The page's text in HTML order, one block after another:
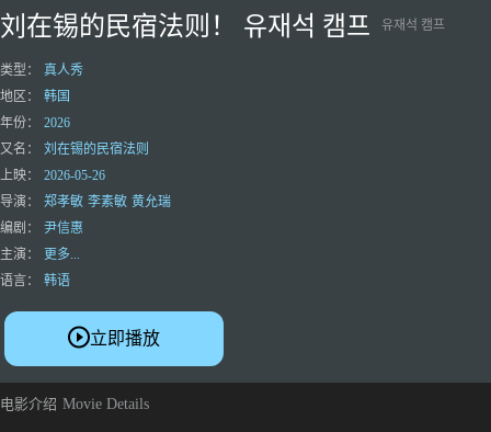
刘在锡的民宿法则！ 유재석 캠프 유재석 캠프
类型：
真人秀
地区：
韩国
年份：
2026
又名：
刘在锡的民宿法则
上映：
2026-05-26
导演：
郑孝敏 李素敏 黄允瑞
编剧：
尹信惠
主演：
更多...
语言：
韩语
立即播放
电影介绍 Movie Details